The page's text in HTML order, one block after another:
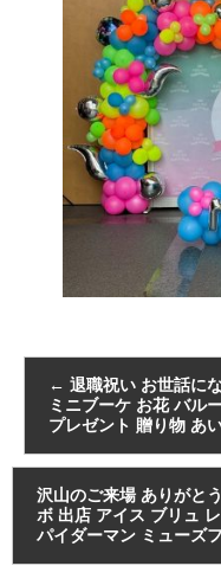
← 退職祝い お世話に
ミニブーケ お花 バル
プレゼント 贈り物 あ
沢山のご来場 ありがと
ボ 出店 アイス ブリュ
パイダーマン ミューズ